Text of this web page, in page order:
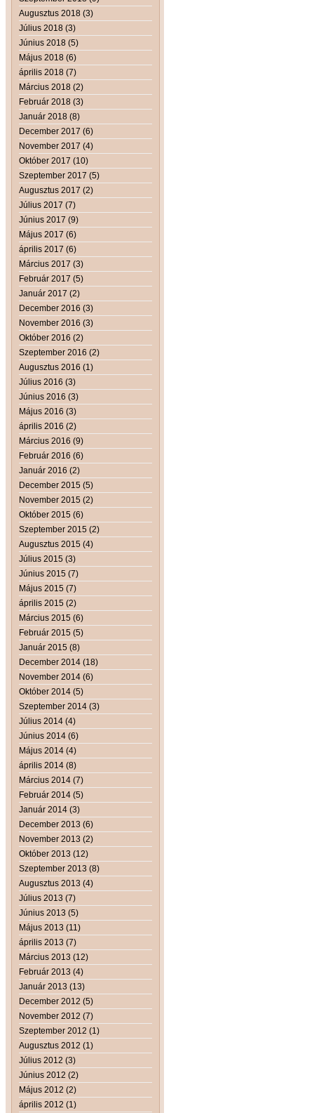
Augusztus 2018 (3)
Július 2018 (3)
Június 2018 (5)
Május 2018 (6)
április 2018 (7)
Március 2018 (2)
Február 2018 (3)
Január 2018 (8)
December 2017 (6)
November 2017 (4)
Október 2017 (10)
Szeptember 2017 (5)
Augusztus 2017 (2)
Július 2017 (7)
Június 2017 (9)
Május 2017 (6)
április 2017 (6)
Március 2017 (3)
Február 2017 (5)
Január 2017 (2)
December 2016 (3)
November 2016 (3)
Október 2016 (2)
Szeptember 2016 (2)
Augusztus 2016 (1)
Július 2016 (3)
Június 2016 (3)
Május 2016 (3)
április 2016 (2)
Március 2016 (9)
Február 2016 (6)
Január 2016 (2)
December 2015 (5)
November 2015 (2)
Október 2015 (6)
Szeptember 2015 (2)
Augusztus 2015 (4)
Július 2015 (3)
Június 2015 (7)
Május 2015 (7)
április 2015 (2)
Március 2015 (6)
Február 2015 (5)
Január 2015 (8)
December 2014 (18)
November 2014 (6)
Október 2014 (5)
Szeptember 2014 (3)
Július 2014 (4)
Június 2014 (6)
Május 2014 (4)
április 2014 (8)
Március 2014 (7)
Február 2014 (5)
Január 2014 (3)
December 2013 (6)
November 2013 (2)
Október 2013 (12)
Szeptember 2013 (8)
Augusztus 2013 (4)
Július 2013 (7)
Június 2013 (5)
Május 2013 (11)
április 2013 (7)
Március 2013 (12)
Február 2013 (4)
Január 2013 (13)
December 2012 (5)
November 2012 (7)
Szeptember 2012 (1)
Augusztus 2012 (1)
Július 2012 (3)
Június 2012 (2)
Május 2012 (2)
április 2012 (1)